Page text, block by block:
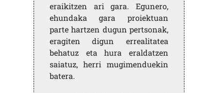
eraikitzen ari gara. Egunero,
ehundaka gara proiektuan
parte hartzen dugun pertsonak,
eragiten digun errealitatea
behatuz eta hura eraldatzen
saiatuz, herri mugimenduekin
batera.